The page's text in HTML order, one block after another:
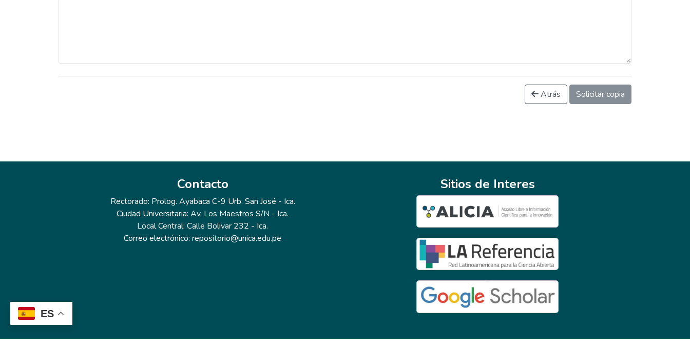
ES
Atrás Solicitar copia
Contacto
Rectorado: Prolog. Ayabaca C-9 Urb. San José - Ica.
Ciudad Universitaria: Av. Los Maestros S/N - Ica.
Local Central: Calle Bolivar 232 - Ica.
Correo electrónico: repositorio@unica.edu.pe
Sitios de Interes